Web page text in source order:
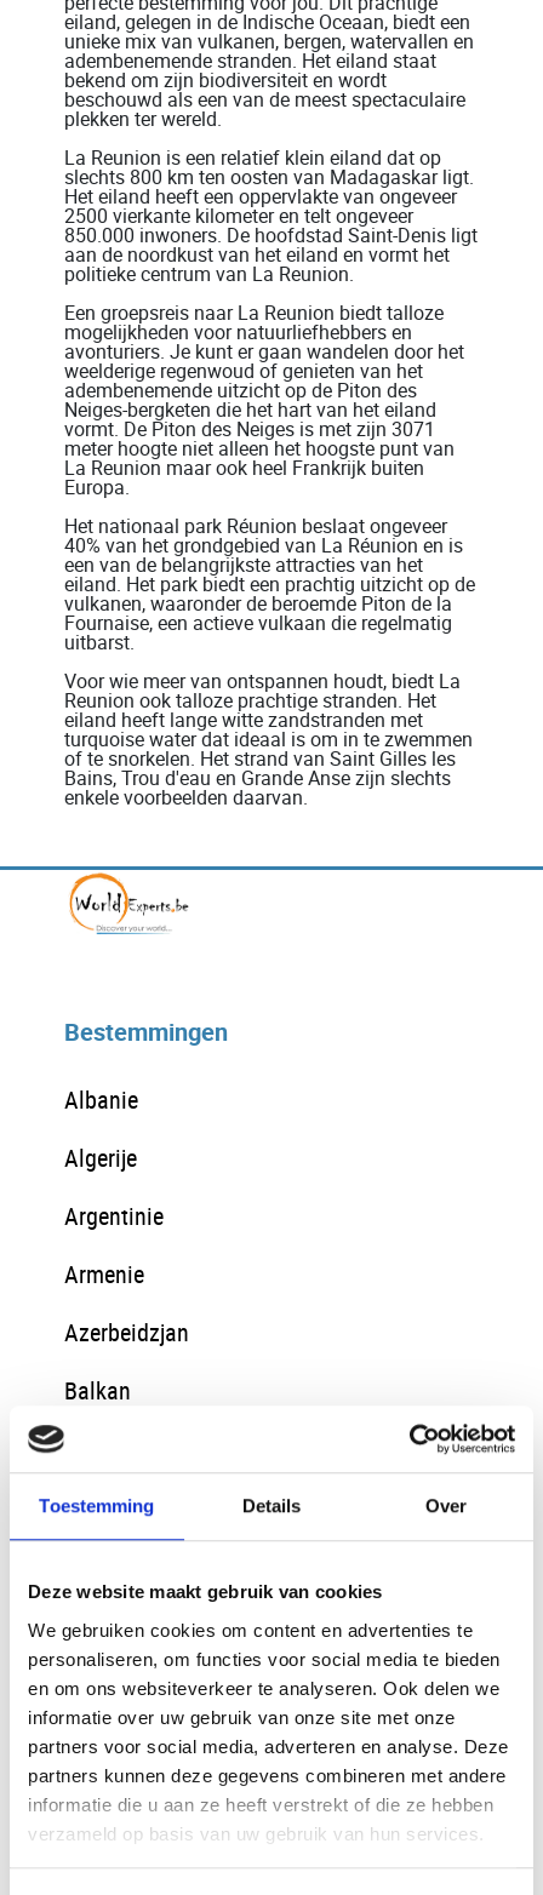
Toestemming Details Over
Deze website maakt gebruik van cookies
We gebruiken cookies om content en advertenties te
personaliseren, om functies voor social media te bieden
en om ons websiteverkeer te analyseren. Ook delen we
informatie over uw gebruik van onze site met onze
partners voor social media, adverteren en analyse. Deze
partners kunnen deze gegevens combineren met andere
informatie die u aan ze heeft verstrekt of die ze hebben
verzameld op basis van uw gebruik van hun services.
eiland, gelegen in de Indische Oceaan, biedt een
unieke mix van vulkanen, bergen, watervallen en
adembenemende stranden. Het eiland staat
bekend om zijn biodiversiteit en wordt
beschouwd als een van de meest spectaculaire
plekken ter wereld.
La Reunion is een relatief klein eiland dat op
slechts 800 km ten oosten van Madagaskar ligt.
Het eiland heeft een oppervlakte van ongeveer
2500 vierkante kilometer en telt ongeveer
850.000 inwoners. De hoofdstad Saint-Denis ligt
aan de noordkust van het eiland en vormt het
politieke centrum van La Reunion.
Een groepsreis naar La Reunion biedt talloze
mogelijkheden voor natuurliefhebbers en
avonturiers. Je kunt er gaan wandelen door het
weelderige regenwoud of genieten van het
adembenemende uitzicht op de Piton des
Neiges-bergketen die het hart van het eiland
vormt. De Piton des Neiges is met zijn 3071
meter hoogte niet alleen het hoogste punt van
La Reunion maar ook heel Frankrijk buiten
Europa.
Het nationaal park Réunion beslaat ongeveer
40% van het grondgebied van La Réunion en is
een van de belangrijkste attracties van het
eiland. Het park biedt een prachtig uitzicht op de
vulkanen, waaronder de beroemde Piton de la
Fournaise, een actieve vulkaan die regelmatig
uitbarst.
Voor wie meer van ontspannen houdt, biedt La
Reunion ook talloze prachtige stranden. Het
eiland heeft lange witte zandstranden met
turquoise water dat ideaal is om in te zwemmen
of te snorkelen. Het strand van Saint Gilles les
Bains, Trou d'eau en Grande Anse zijn slechts
enkele voorbeelden daarvan.
Bestemmingen
Albanie
Algerije
Argentinie
Armenie
Azerbeidzjan
Balkan
Baltische Staten
Bangladesh
Bosnie en Herzegovina
Brazilie
Bulgarije
Chili